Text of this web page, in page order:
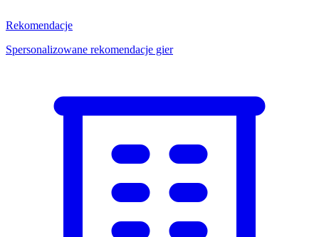
Rekomendacje
Spersonalizowane rekomendacje gier